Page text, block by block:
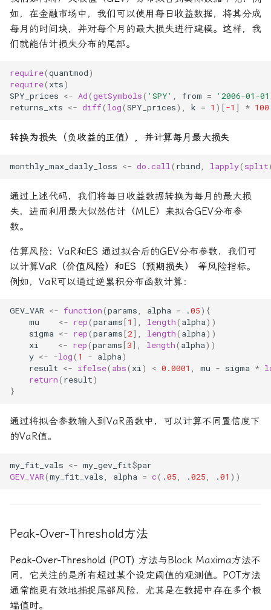
如，在金融市场中，我们可以使用每日收益数据，将其分成
每月的时间块，并对每个月的最大损失进行建模。这样，我
们就能估计损失分布的尾部。
require(quantmod)
require( xts)
SPY_prices <- Ad(getSymbols( 'SPY' , from =
'2006-01-
returns_xts <- diff( log(SPY_prices), k = 1 )[-1 ] * 100
转换为损失（负收益的正值），并计算每月最大损失
monthly_max_daily_loss <- do.call( rbind, lapply( split
通过上述代码，我们将每日收益数据转换为每月的最大损
失，进而利用最大似然估计（MLE）来拟合GEV分布参
数。
估算风险：VaR和ES 通过拟合后的GEV分布参数，我们可
以计算VaR（价值风险）和ES（预期损失）
等风险指标。
例如，VaR可以通过逆累积分布函数计算：
GEV_VAR <- function(params, alpha = .05){
mu
<- rep(params[1 ], length( alpha))
sigma <- rep(params[2], length( alpha))
xi
<- rep(params[3], length( alpha))
y <- -log( 1 - alpha)
result <- ifelse( abs( xi) < 0.0001 , mu - sigma *
return( result)
}
通过将拟合参数输入到VaR函数中，可以计算不同置信度下
的VaR值。
my_fit_vals <- my_gev_fit$par
GEV_VAR(my_fit_vals, alpha = c( .05, .025, .01 ))
Peak-Over-Threshold方法
Peak-Over-Threshold (POT) 方法与Block Maxima方法不
同，它关注的是所有超过某个设定阈值的观测值。POT方法
通常能更有效地捕捉尾部风险，尤其是在数据中存在多个极
端值时。